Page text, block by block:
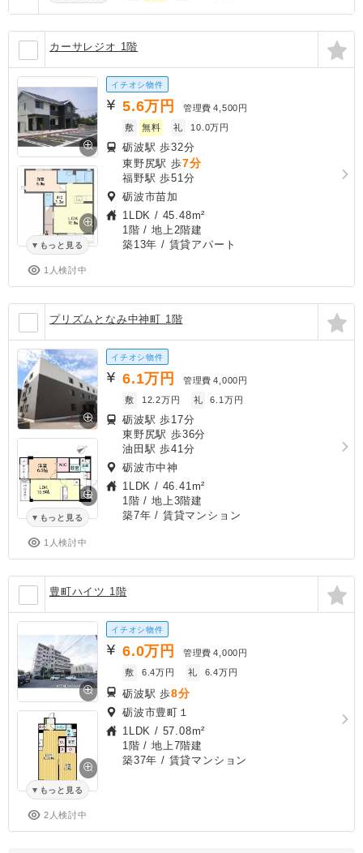
カーサレジオ 1階
もっと見る
1人検討中
イチオシ物件
5.6万円 管理費 4,500円
敷
無料 礼 10.0万円
砺波駅 歩32分
東野尻駅 歩7分
福野駅 歩51分
砺波市苗加
1LDK / 45.48m²
1階 / 地上2階建
築13年 / 賃貸アパート
プリズムとなみ中神町 1階
もっと見る
1人検討中
イチオシ物件
6.1万円 管理費 4,000円
敷
12.2万円 礼 6.1万円
砺波駅 歩17分
東野尻駅 歩36分
油田駅 歩41分
砺波市中神
1LDK / 46.41m²
1階 / 地上3階建
築7年 / 賃貸マンション
豊町ハイツ 1階
もっと見る
2人検討中
イチオシ物件
6.0万円 管理費 4,000円
敷
6.4万円 礼 6.4万円
砺波駅 歩8分
砺波市豊町１
1LDK / 57.08m²
1階 / 地上7階建
築37年 / 賃貸マンション